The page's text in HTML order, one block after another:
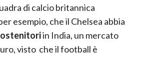
di calcio britannica
esempio, che il Chelsea abbia
in India, un mercato
visto che il football è